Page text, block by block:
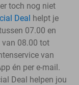
toch nog niet
Deal helpt je
07.00 en
van 08.00 tot
van
én per e-mail.
Deal helpen jou